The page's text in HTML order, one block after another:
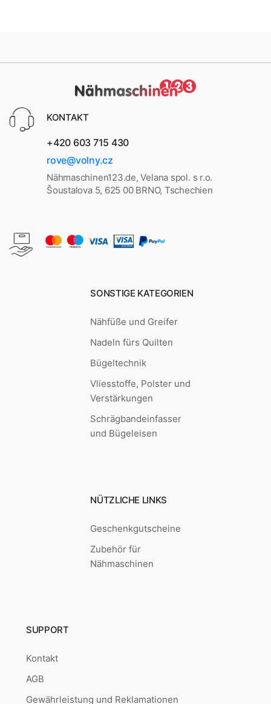
KONTAKT
+420 603 715 430
rove@volny.cz
Nähmaschinen123.de, Velana spol. s r.o.
Šoustalova 5, 625 00 BRNO, Tschechien
SONSTIGE KATEGORIEN
Nähfüße und Greifer
Nadeln fürs Quilten
Bügeltechnik
Vliesstoffe, Polster und
Verstärkungen
Schrägbandeinfasser
und Bügeleisen
NÜTZLICHE LINKS
Geschenkgutscheine
Zubehör für
Nähmaschinen
SUPPORT
Kontakt
AGB
Gewährleistung und Reklamationen